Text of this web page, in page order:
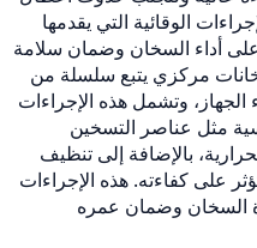
الوقائية التي يقدمها
أداء السخان وضمان سلامة
مركزي يتبع سلسلة من
الجهاز، وتشمل هذه الإجراءات
مثل عناصر التسخين
بالإضافة إلى تنظيف
على كفاءته. هذه الإجراءات
السخان وضمان عمره